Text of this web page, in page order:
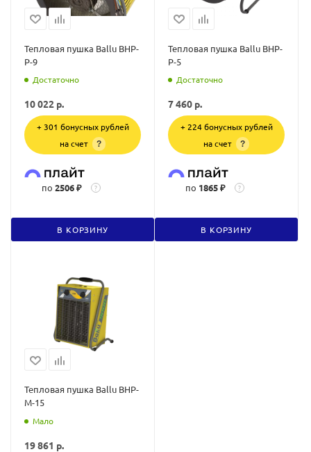
Тепловая пушка Ballu BHP-
P-9
Достаточно
10 022 р.
+ 301 бонусных рублей
на счет
?
по 2506 ₽ ?
В КОРЗИНУ
Тепловая пушка Ballu BHP-
P-5
Достаточно
7 460 р.
+ 224 бонусных рублей
на счет
?
по 1865 ₽ ?
В КОРЗИНУ
Тепловая пушка Ballu BHP-
M-15
Мало
19 861 р.